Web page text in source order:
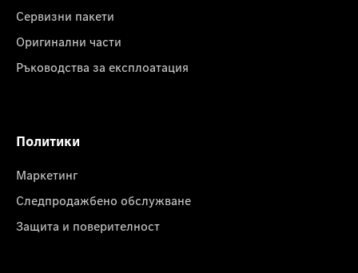
Сервизни пакети
Оригинални части
Ръководства за експлоатация
Политики
Маркетинг
Следпродажбено обслужване
Защита и поверителност